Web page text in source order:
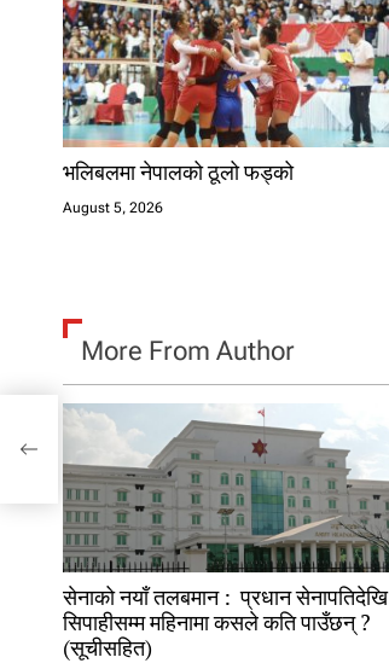
t
i
o
n
भलिबलमा नेपालको ठूलो फड्को
August 5, 2026
More From Author
सेनाको नयाँ तलबमान : प्रधान सेनापतिदेखि
सिपाहीसम्म महिनामा कसले कति पाउँछन् ?
(सूचीसहित)